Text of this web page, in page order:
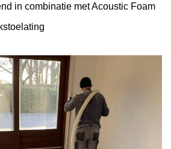
in combinatie met Acoustic Foam